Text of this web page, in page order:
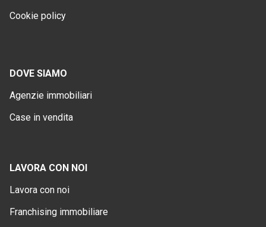
Cookie policy
DOVE SIAMO
Agenzie immobiliari
Case in vendita
LAVORA CON NOI
Lavora con noi
Franchising immobiliare